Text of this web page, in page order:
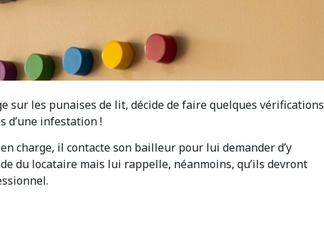
sur les punaises de lit, décide de faire quelques vérifications
d’une infestation !
charge, il contacte son bailleur pour lui demander d’y
du locataire mais lui rappelle, néanmoins, qu’ils devront